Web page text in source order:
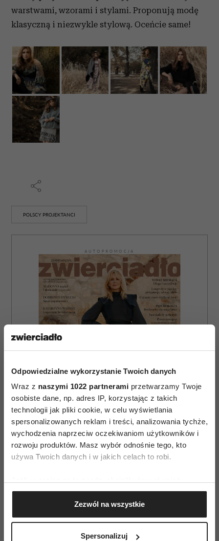
Odpowiedzialne wykorzystanie Twoich danych
Wraz z naszymi 1022 partnerami przetwarzamy Twoje
osobiste dane, np. adres IP, korzystając z takich
technologii jak pliki cookie, w celu wyświetlania
spersonalizowanych reklam i treści, analizowania tychże,
wychodzenia naprzeciw oczekiwaniom użytkowników i
rozwoju produktów. Masz wybór odnośnie tego, kto
używa Twoich danych i w jakich celach to robi.
Gromadzić dane dotyczące Twojej lokalizacji
geograficznej z dokładnością nawet do kilku metrów
Identyfikować Twoje urządzenie, aktywnie
Zezwól na wszystkie
Spersonalizuj
warstwami, wzorami i stylami. Proponują modę
klasyczną i niezwykle stylową. Oceńcie same!
POLSCY PROJEKTANCI
AUTOPROMOCJA
ZAMÓW